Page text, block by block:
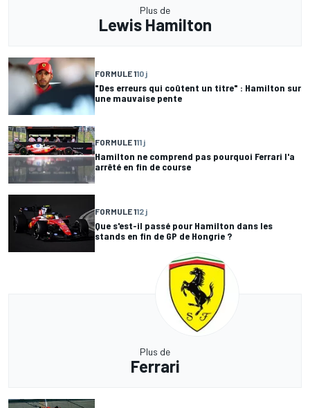
Plus de
Lewis Hamilton
FORMULE 110 j
"Des erreurs qui coûtent un titre" : Hamilton sur
une mauvaise pente
FORMULE 111 j
Hamilton ne comprend pas pourquoi Ferrari l'a
arrêté en fin de course
FORMULE 112 j
Que s'est-il passé pour Hamilton dans les
stands en fin de GP de Hongrie ?
Plus de
Ferrari